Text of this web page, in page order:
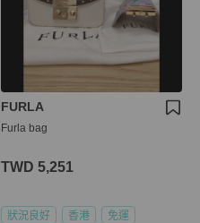
FURLA
Furla bag
TWD 5,251
狀況良好 香港 免運